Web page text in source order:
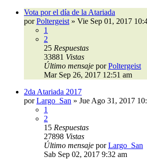
Vota por el día de la Atariada
porPoltergeist » Vie Sep 01, 2017
1
2
25 Respuestas
33881 Vistas
Último mensaje porPoltergeist
Mar Sep 26, 2017 12:51 am
2da Atariada 2017
porLargo_San » Jue Ago 31, 2017
1
2
15 Respuestas
27898 Vistas
Último mensaje porLargo_San
Sab Sep 02, 2017 9:32 am